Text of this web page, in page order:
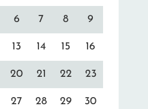
6 7 8 9
13 14 15 16
20 21 22 23
27 28 29 30